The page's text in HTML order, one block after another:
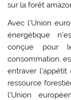
sur la forêt
Avec l’Union
énergétique
conçue pour
consommation,
entraver
ressource
l’Union